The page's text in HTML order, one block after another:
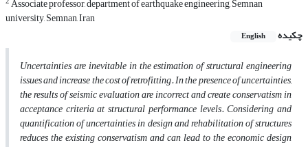
Associate professor, department of earthquake engineering, Semnan
university, Semnan, Iran
چکیده
English
Uncertainties are inevitable in the estimation of structural engineering
issues and increase the cost of retrofitting. In the presence of uncertainties,
the results of seismic evaluation are incorrect and create conservatism in
acceptance criteria at structural performance levels. Considering and
quantification of uncertainties in design and rehabilitation of structures
reduces the existing conservatism and can lead to the economic design